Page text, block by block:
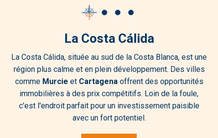
La Costa Cálida
La Costa Cálida, située au sud de la Costa Blanca, est une
région plus calme et en plein développement. Des villes
comme Murcie et Cartagena offrent des opportunités
immobilières à des prix compétitifs. Loin de la foule,
c'est l'endroit parfait pour un investissement paisible
avec un fort potentiel.